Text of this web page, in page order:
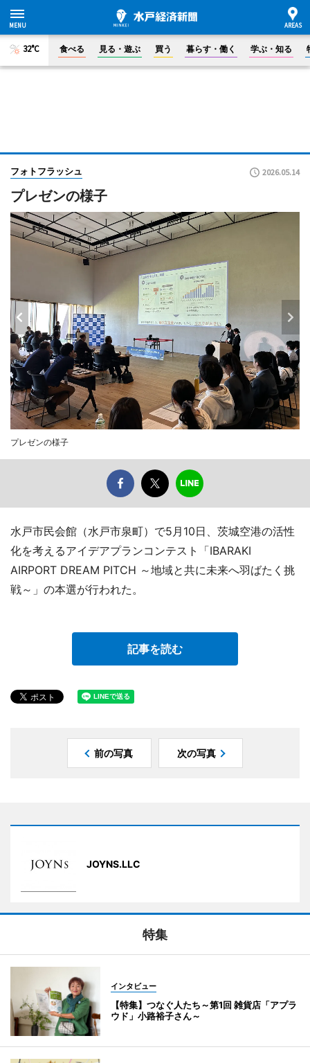
32°C 食べる 見る・遊ぶ 買う 暮らす・働く 学ぶ・知る
フォトフラッシュ 2026.05.14
プレゼンの様子
プレゼンの様子
水戸市民会館（水戸市泉町）で5月10日、茨城空港の活性
化を考えるアイデアプランコンテスト「IBARAKI
AIRPORT DREAM PITCH ～地域と共に未来へ羽ばたく挑
戦～」の本選が行われた。
記事を読む
前の写真 次の写真
JOYNS.LLC
特集
インタビュー
【特集】つなぐ人たち～第1回 雑貨店「アプラ
ウド」小路裕子さん～